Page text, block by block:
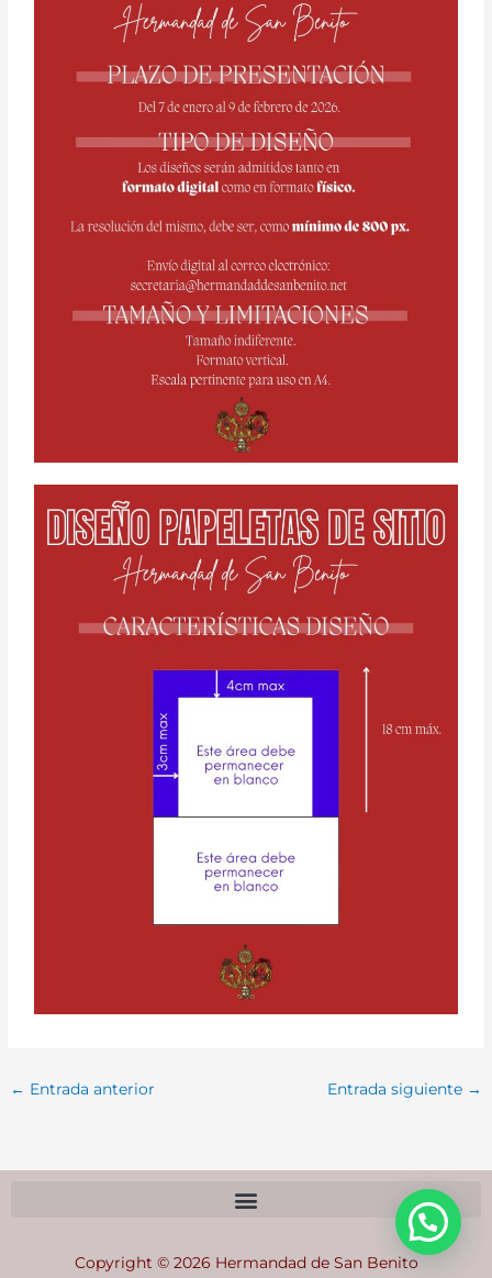
← Entrada anterior Entrada siguiente →
Copyright © 2026 Hermandad de San Benito